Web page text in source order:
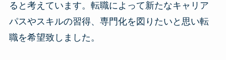
ると考えています。転職によって新たなキャリア
パスやスキルの習得、専門化を図りたいと思い転
職を希望致しました。